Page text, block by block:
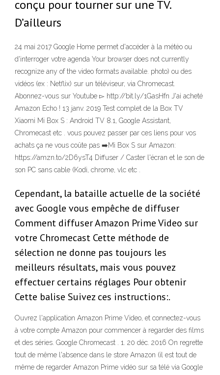
conçu pour tourner sur une TV.
D’ailleurs
24 mai 2017 Google Home permet d'accéder à la météo ou
d'interroger votre agenda Your browser does not currently
recognize any of the video formats available. photo) ou des
vidéos (ex : Netflix) sur un téléviseur, via Chromecast.
Abonnez-vous sur Youtube ▻ http://bit.ly/1GasHfn J'ai acheté
Amazon Echo ! 13 janv. 2019 Test complet de la Box TV
Xiaomi Mi Box S : Android TV 8.1, Google Assistant,
Chromecast etc . vous pouvez passer par ces liens pour vos
achats ça ne vous coûte pas ➡️Mi Box S sur Amazon:
https://amzn.to/2D6ysT4 Diffuser / Caster l'écran et le son de
son PC sans cable (Kodi, chrome, vlc etc .
Cependant, la bataille actuelle de la société
avec Google vous empêche de diffuser
Comment diffuser Amazon Prime Video sur
votre Chromecast Cette méthode de
sélection ne donne pas toujours les
meilleurs résultats, mais vous pouvez
effectuer certains réglages Pour obtenir
Cette balise Suivez ces instructions:.
Ouvrez l'application Amazon Prime Video, et connectez-vous
à votre compte Amazon pour commencer à regarder des films
et des séries. Google Chromecast . 1. 20 déc. 2016 On regrette
tout de même l'absence dans le store Amazon (il est tout de
même de regarder Amazon Prime vidéo sur sa télé via Google